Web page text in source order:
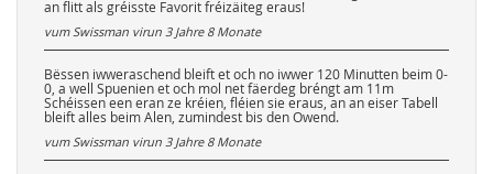
an flitt als gréisste Favorit fréizäiteg eraus!
vum Swissman virun 3 Jahre 8 Monate
Bëssen iwweraschend bleift et och no iwwer 120 Minutten beim 0-
0, a well Spuenien et och mol net fäerdeg bréngt am 11m
Schéissen een eran ze kréien, fléien sie eraus, an an eiser Tabell
bleift alles beim Alen, zumindest bis den Owend.
vum Swissman virun 3 Jahre 8 Monate